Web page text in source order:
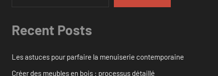
Recent Posts
Les astuces pour parfaire la menuiserie contemporaine
Créer des meubles en bois : processus détaillé